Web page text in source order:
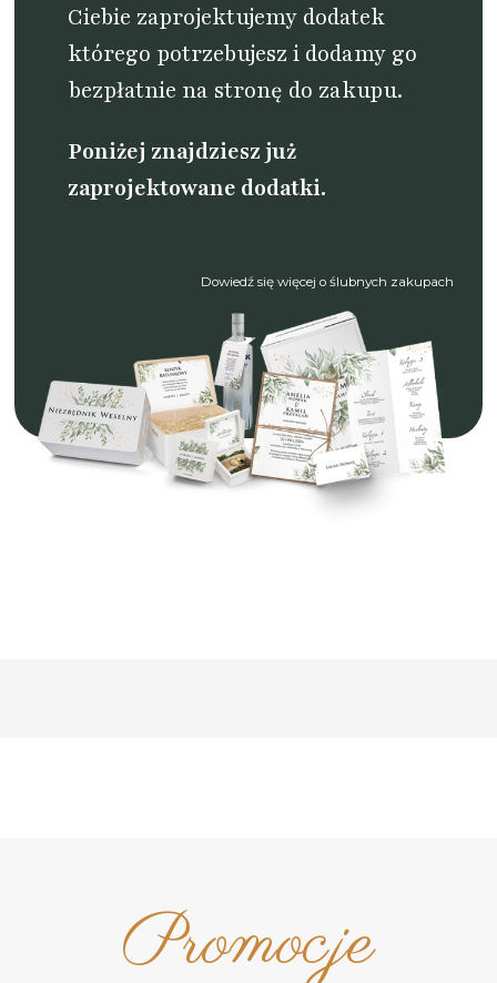
Ciebie zaprojektujemy dodatek
którego potrzebujesz i dodamy go
bezpłatnie na stronę do zakupu.
Poniżej znajdziesz już
zaprojektowane dodatki.
Dowiedź się więcej o ślubnych zakupach
Promocje